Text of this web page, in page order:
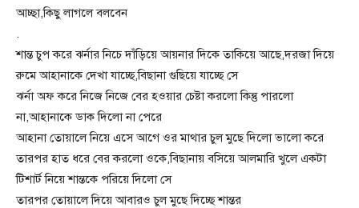
আচ্ছা,কিছু লাগলে বলবেন
.
শান্ত চুপ করে ঝর্নার নিচে দাঁড়িয়ে আয়নার দিকে তাকিয়ে আছে,দরজা দিয়ে
রুমে আহানাকে দেখা যাচ্ছে,বিছানা গুছিয়ে যাচ্ছে সে
ঝর্না অফ করে নিজে নিজে বের হওয়ার চেষ্টা করলো কিন্তু পারলো
না,আহানাকে ডাক দিলো না পেরে
আহানা তোয়ালে নিয়ে এসে আগে ওর মাথার চুল মুছে দিলো ভালো করে
তারপর হাত ধরে বের করলো ওকে,বিছানায় বসিয়ে আলমারি খুলে একটা
টিশার্ট নিয়ে শান্তকে পরিয়ে দিলো সে
তারপর তোয়ালে দিয়ে আবারও চুল মুছে দিচ্ছে শান্তর